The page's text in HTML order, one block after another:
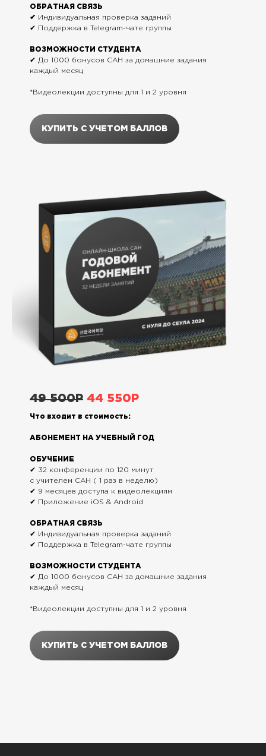
ОБРАТНАЯ СВЯЗЬ
✔ Индивидуальная проверка заданий
✔ Поддержка в Telegram-чате группы
ВОЗМОЖНОСТИ СТУДЕНТА
✔ До 1000 бонусов САН за домашние задания
каждый месяц
*Видеолекции доступны для 1 и 2 уровня
КУПИТЬ С УЧЕТОМ БАЛЛОВ
49 500P 44 550Р
Что входит в стоимость:
АБОНЕМЕНТ НА УЧЕБНЫЙ ГОД
ОБУЧЕНИЕ
✔ 32 конференции по 120 минут
с учителем САН ( 1 раз в неделю)
✔ 9 месяцев доступа к видеолекциям
✔ Приложение iOS & Android
ОБРАТНАЯ СВЯЗЬ
✔ Индивидуальная проверка заданий
✔ Поддержка в Telegram-чате группы
ВОЗМОЖНОСТИ СТУДЕНТА
✔ До 1000 бонусов САН за домашние задания
каждый месяц
*Видеолекции доступны для 1 и 2 уровня
КУПИТЬ С УЧЕТОМ БАЛЛОВ